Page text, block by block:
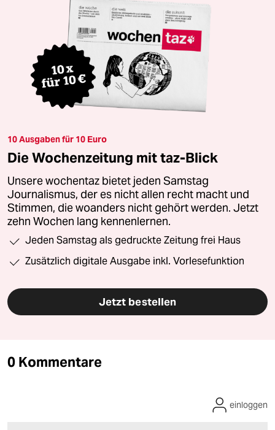
10 Ausgaben für 10 Euro
Die Wochenzeitung mit taz-Blick
Unsere wochentaz bietet jeden Samstag
Journalismus, der es nicht allen recht macht und
Stimmen, die woanders nicht gehört werden. Jetzt
zehn Wochen lang kennenlernen.
Jeden Samstag als gedruckte Zeitung frei Haus
Zusätzlich digitale Ausgabe inkl. Vorlesefunktion
Jetzt bestellen
0 Kommentare
einloggen